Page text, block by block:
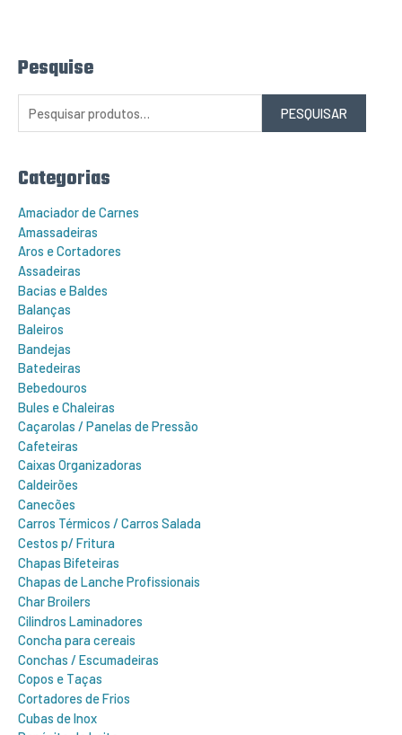
Pesquise
P
e
p
o
:
PESQUISAR
Categorias
Amaciador de Carnes
Amassadeiras
Aros e Cortadores
Assadeiras
Bacias e Baldes
Balanças
Baleiros
Bandejas
Batedeiras
Bebedouros
Bules e Chaleiras
Caçarolas / Panelas de Pressão
Cafeteiras
Caixas Organizadoras
Caldeirões
Canecões
Carros Térmicos / Carros Salada
Cestos p/ Fritura
Chapas Bifeteiras
Chapas de Lanche Profissionais
Char Broilers
Cilindros Laminadores
Concha para cereais
Conchas / Escumadeiras
Copos e Taças
Cortadores de Frios
Cubas de Inox